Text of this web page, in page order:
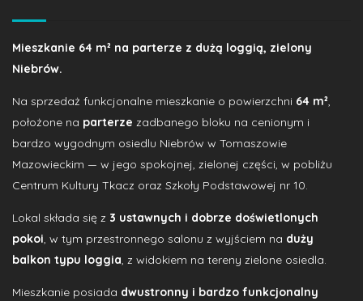
Mieszkanie 64 m² na parterze z dużą loggią, zielony
Niebrów.
Na sprzedaż funkcjonalne mieszkanie o powierzchni 64 m²,
położone na parterze zadbanego bloku na cenionym i
bardzo wygodnym osiedlu Niebrów w Tomaszowie
Mazowieckim — w jego spokojnej, zielonej części, w pobliżu
Centrum Kultury Tkacz oraz Szkoły Podstawowej nr 10.
Lokal składa się z 3 ustawnych i dobrze doświetlonych
pokoi, w tym przestronnego salonu z wyjściem na duży
balkon typu loggia, z widokiem na tereny zielone osiedla.
Mieszkanie posiada dwustronny i bardzo funkcjonalny